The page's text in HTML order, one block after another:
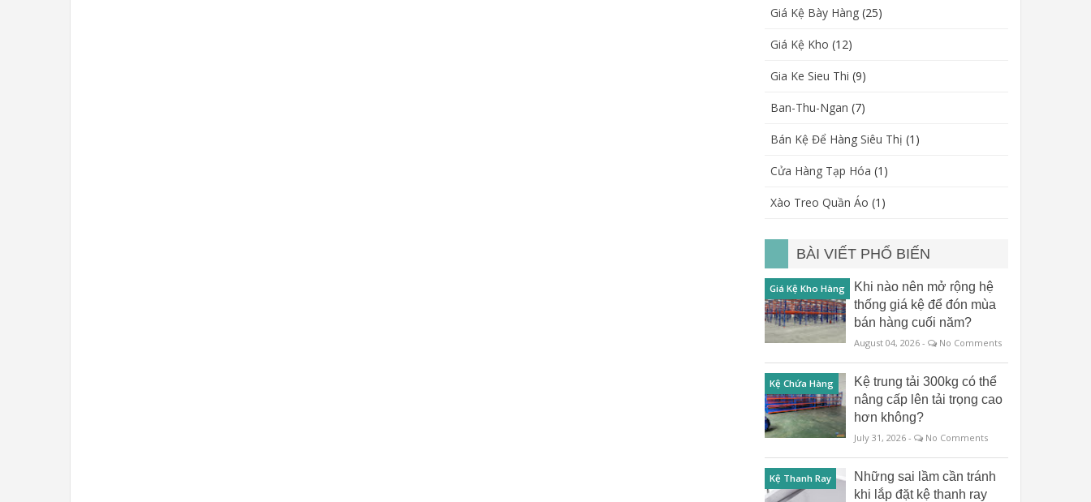
Giá Kệ Bày Hàng (25)
Giá Kệ Kho (12)
Gia Ke Sieu Thi (9)
Ban-Thu-Ngan (7)
Bán Kệ Để Hàng Siêu Thị (1)
Cửa Hàng Tạp Hóa (1)
Xào Treo Quần Áo (1)
BÀI VIẾT PHỔ BIẾN
Giá Kệ Kho Hàng
Khi nào nên mở rộng hệ
thống giá kệ để đón mùa
bán hàng cuối năm?
August 04, 2026 - No Comments
Kệ Chứa Hàng
Kệ trung tải 300kg có thể
nâng cấp lên tải trọng cao
hơn không?
July 31, 2026 - No Comments
Kệ Thanh Ray
Những sai lầm cần tránh
khi lắp đặt kệ thanh ray